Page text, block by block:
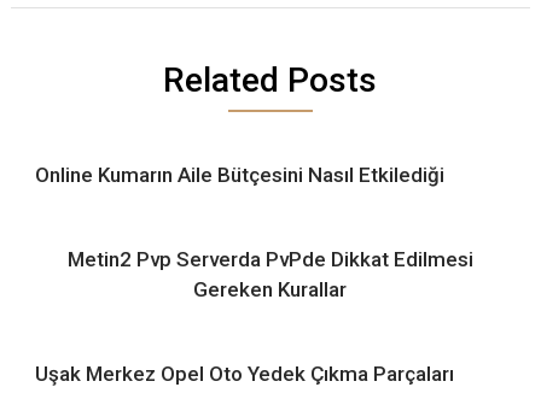
Related Posts
Online Kumarın Aile Bütçesini Nasıl Etkilediği
Metin2 Pvp Serverda PvPde Dikkat Edilmesi
Gereken Kurallar
Uşak Merkez Opel Oto Yedek Çıkma Parçaları